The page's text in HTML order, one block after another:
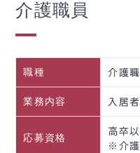
介護職員
職種 介護
業務内容 入居
応募資格
高卒
※介護